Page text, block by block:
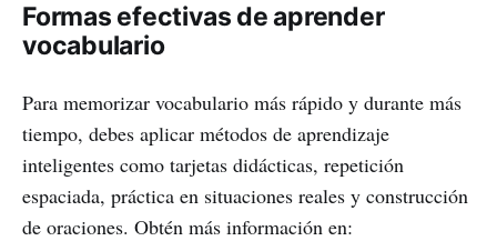
Formas efectivas de aprender
vocabulario
Para memorizar vocabulario más rápido y durante más
tiempo, debes aplicar métodos de aprendizaje
inteligentes como tarjetas didácticas, repetición
espaciada, práctica en situaciones reales y construcción
de oraciones. Obtén más información en: